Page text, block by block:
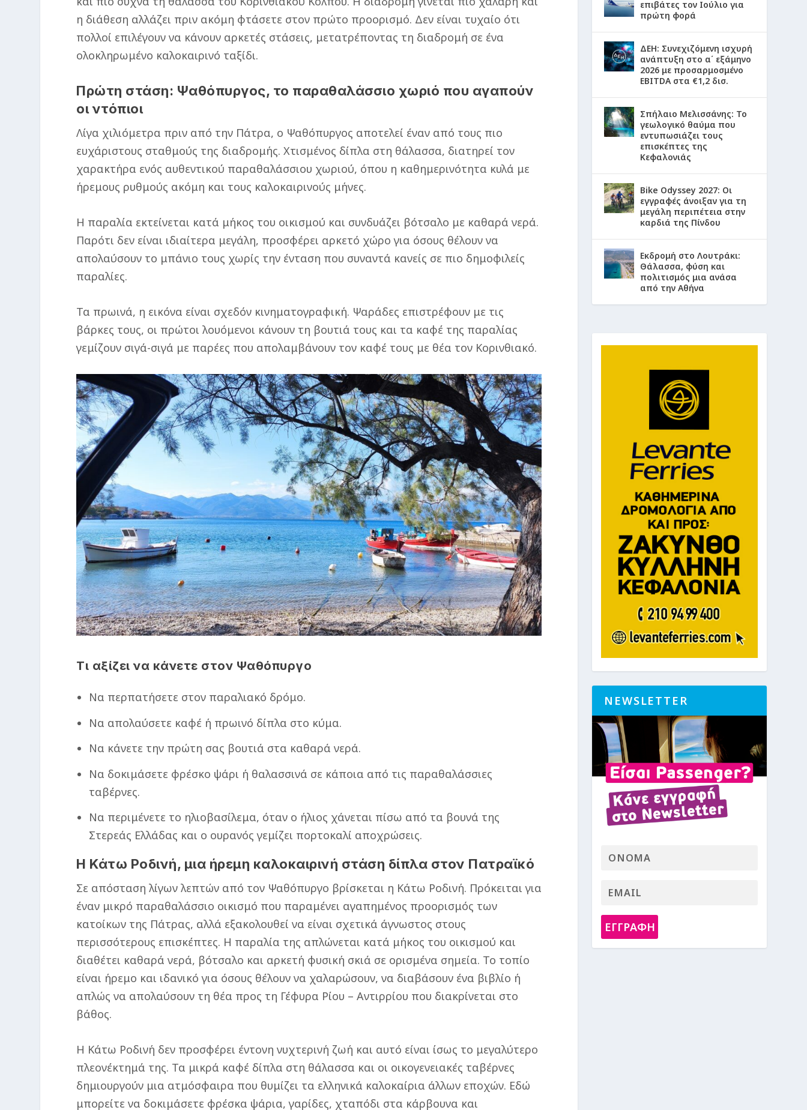
η διάθεση αλλάζει πριν ακόμη φτάσετε στον πρώτο προορισμό. Δεν είναι τυχαίο ότι
πολλοί επιλέγουν να κάνουν αρκετές στάσεις, μετατρέποντας τη διαδρομή σε ένα
ολοκληρωμένο καλοκαιρινό ταξίδι.
Πρώτη στάση: Ψαθόπυργος, το παραθαλάσσιο χωριό που αγαπούν
οι ντόπιοι
Λίγα χιλιόμετρα πριν από την Πάτρα, ο Ψαθόπυργος αποτελεί έναν από τους πιο
ευχάριστους σταθμούς της διαδρομής. Χτισμένος δίπλα στη θάλασσα, διατηρεί τον
χαρακτήρα ενός αυθεντικού παραθαλάσσιου χωριού, όπου η καθημερινότητα κυλά με
ήρεμους ρυθμούς ακόμη και τους καλοκαιρινούς μήνες.
Η παραλία εκτείνεται κατά μήκος του οικισμού και συνδυάζει βότσαλο με καθαρά νερά.
Παρότι δεν είναι ιδιαίτερα μεγάλη, προσφέρει αρκετό χώρο για όσους θέλουν να
απολαύσουν το μπάνιο τους χωρίς την ένταση που συναντά κανείς σε πιο δημοφιλείς
παραλίες.
Τα πρωινά, η εικόνα είναι σχεδόν κινηματογραφική. Ψαράδες επιστρέφουν με τις
βάρκες τους, οι πρώτοι λουόμενοι κάνουν τη βουτιά τους και τα καφέ της παραλίας
γεμίζουν σιγά-σιγά με παρέες που απολαμβάνουν τον καφέ τους με θέα τον Κορινθιακό.
Τι αξίζει να κάνετε στον Ψαθόπυργο
Να περπατήσετε στον παραλιακό δρόμο.
Να απολαύσετε καφέ ή πρωινό δίπλα στο κύμα.
Να κάνετε την πρώτη σας βουτιά στα καθαρά νερά.
Να δοκιμάσετε φρέσκο ψάρι ή θαλασσινά σε κάποια από τις παραθαλάσσιες
ταβέρνες.
Να περιμένετε το ηλιοβασίλεμα, όταν ο ήλιος χάνεται πίσω από τα βουνά της
Στερεάς Ελλάδας και ο ουρανός γεμίζει πορτοκαλί αποχρώσεις.
Η Κάτω Ροδινή, μια ήρεμη καλοκαιρινή στάση δίπλα στον Πατραϊκό
Σε απόσταση λίγων λεπτών από τον Ψαθόπυργο βρίσκεται η Κάτω Ροδινή. Πρόκειται για
έναν μικρό παραθαλάσσιο οικισμό που παραμένει αγαπημένος προορισμός των
κατοίκων της Πάτρας, αλλά εξακολουθεί να είναι σχετικά άγνωστος στους
περισσότερους επισκέπτες. Η παραλία της απλώνεται κατά μήκος του οικισμού και
διαθέτει καθαρά νερά, βότσαλο και αρκετή φυσική σκιά σε ορισμένα σημεία. Το τοπίο
είναι ήρεμο και ιδανικό για όσους θέλουν να χαλαρώσουν, να διαβάσουν ένα βιβλίο ή
απλώς να απολαύσουν τη θέα προς τη Γέφυρα Ρίου – Αντιρρίου που διακρίνεται στο
βάθος.
Η Κάτω Ροδινή δεν προσφέρει έντονη νυχτερινή ζωή και αυτό είναι ίσως το μεγαλύτερο
πλεονέκτημά της. Τα μικρά καφέ δίπλα στη θάλασσα και οι οικογενειακές ταβέρνες
δημιουργούν μια ατμόσφαιρα που θυμίζει τα ελληνικά καλοκαίρια άλλων εποχών. Εδώ
μπορείτε να δοκιμάσετε φρέσκα ψάρια, γαρίδες, χταπόδι στα κάρβουνα και
επιβάτες τον Ιούλιο για
πρώτη φορά
ΔΕΗ: Συνεχιζόμενη ισχυρή
ανάπτυξη στο α΄ εξάμηνο
2026 με προσαρμοσμένο
EBITDA στα €1,2 δισ.
Σπήλαιο Μελισσάνης: Το
γεωλογικό θαύμα που
εντυπωσιάζει τους
επισκέπτες της
Κεφαλονιάς
Bike Odyssey 2027: Οι
εγγραφές άνοιξαν για τη
μεγάλη περιπέτεια στην
καρδιά της Πίνδου
Εκδρομή στο Λουτράκι:
Θάλασσα, φύση και
πολιτισμός μια ανάσα
από την Αθήνα
NEWSLETTER
ΕΓΓΡΑΦΗ